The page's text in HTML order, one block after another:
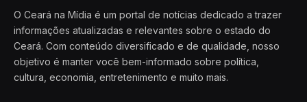
O Ceará na Mídia é um portal de notícias dedicado a trazer
informações atualizadas e relevantes sobre o estado do
Ceará. Com conteúdo diversificado e de qualidade, nosso
objetivo é manter você bem-informado sobre política,
cultura, economia, entretenimento e muito mais.